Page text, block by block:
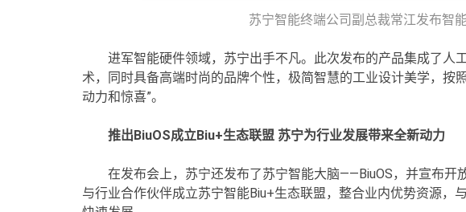
苏宁智能终端公司副总裁常江发布智
进军智能硬件领域，苏宁出手不凡。此次发布的产品集成了人
术，同时具备高端时尚的品牌个性，极简智慧的工业设计美学，按
动力和惊喜”。
推出BiuOS成立Biu+生态联盟 苏宁为行业发展带来全新动力
在发布会上，苏宁还发布了苏宁智能大脑——BiuOS，并宣布开
与行业合作伙伴成立苏宁智能Biu+生态联盟，整合业内优势资源，